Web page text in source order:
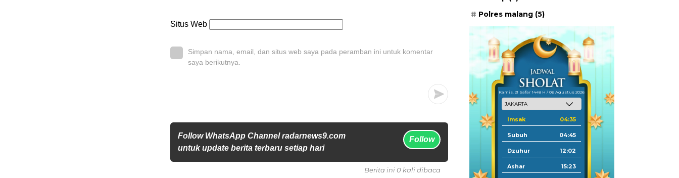
Situs Web
Simpan nama, email, dan situs web saya pada peramban ini untuk komentar
saya berikutnya.
Follow WhatsApp Channel radarnews9.com
untuk update berita terbaru setiap hari
Follow
Berita ini 0 kali dibaca
Polres malang (5)
Kamis, 21 Safar 1448 H / 06 Agustus 2026
Imsak 04:35
Subuh 04:45
Dzuhur 12:02
Ashar 15:23